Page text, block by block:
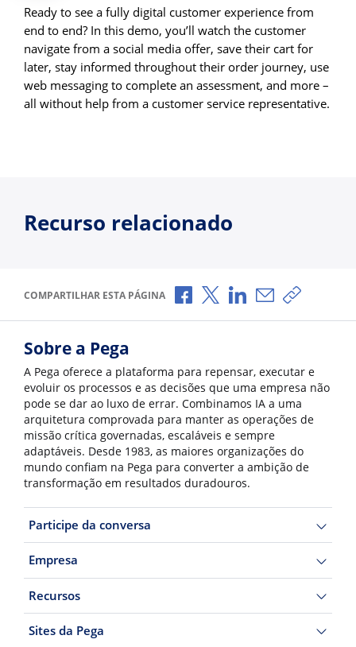
Ready to see a fully digital customer experience from
end to end? In this demo, you’ll watch the customer
navigate from a social media offer, save their cart for
later, stay informed throughout their order journey, use
web messaging to complete an assessment, and more –
all without help from a customer service representative.
Recurso relacionado
COMPARTILHAR ESTA PÁGINA Compartilhar no Facebook
Compartilhar no X
Compartilhar no
Compartilhar
Copiar
Sobre a Pega
A Pega oferece a plataforma para repensar, executar e
evoluir os processos e as decisões que uma empresa não
pode se dar ao luxo de errar. Combinamos IA a uma
arquitetura comprovada para manter as operações de
missão crítica governadas, escaláveis e sempre
adaptáveis. Desde 1983, as maiores organizações do
mundo confiam na Pega para converter a ambição de
transformação em resultados duradouros.
Participe da conversa
Empresa
Recursos
Sites da Pega